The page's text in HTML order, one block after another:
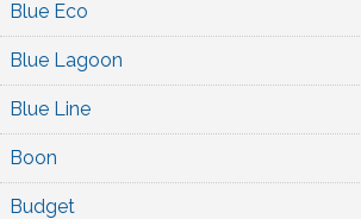
Blue Eco
Blue Lagoon
Blue Line
Boon
Budget